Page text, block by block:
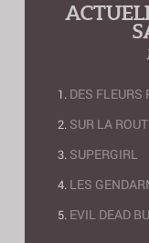
DES FLEURS
SUR LA
SUPERGIRL
LES
EVIL DEAD